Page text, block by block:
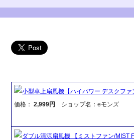
小型卓上扇風機【ハイパワー デスクファ
価格：2,999円 ショップ名：eモンズ
ダブル清涼扇風機 【ミストファン/MIST